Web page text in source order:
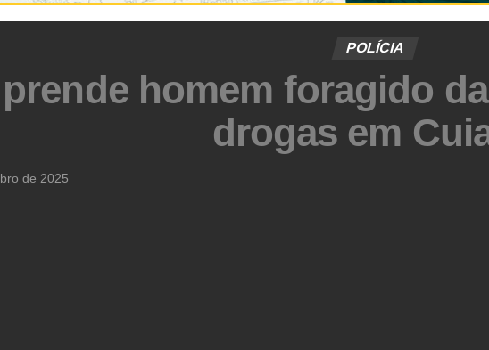
POLÍCIA
homem foragido
drogas em
de 2025